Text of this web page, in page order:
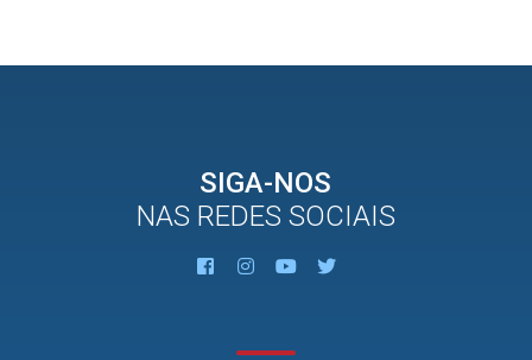
SIGA-NOS
NAS REDES SOCIAIS